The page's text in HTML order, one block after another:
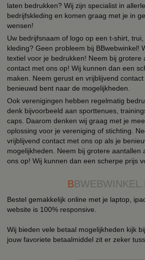
laten bedrukken? Wij zijn specialist in
bedrijfskleding en komen graag met je in
wensen!
Uw bedrijfsnaam of logo op een t-shirt,
kleding? Geen probleem bij BBwebwinkel!
textiel voor je bedrukken! Neem bij grotere
contact met ons op! Wij kunnen dan een
maken. Neem gerust en vrijblijvend
benieuwd bent naar de mogelijkheden.
Ook verenigingen hebben regelmatig
denk bijvoorbeeld aan sporttenues,
caps. Daarom denken wij graag met je
oplossing voor je vereniging of stichting.
vrijblijvend contact met ons op als je
mogelijkheden. Neem bij grotere aantallen
ons op! Wij kunnen dan een scherpe prijs
B
Bestel gemakkelijk online met je laptop,
website is 100% responsive.
Wij bieden vele betaal mogelijkheden kijk
jouw favoriete betaalmiddel zit er zeker